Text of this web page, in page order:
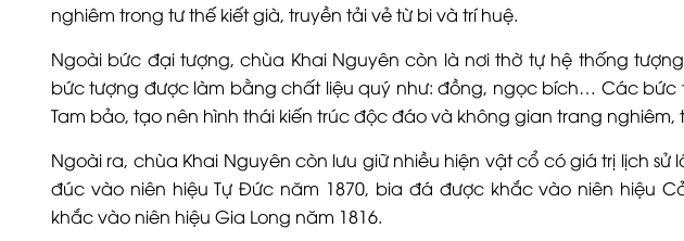
nghiêm trong tư thế kiết già, truyền tải vẻ từ bi và trí huệ.
Ngoài bức đại tượng, chùa Khai Nguyên còn là nơi thờ tự hệ thống
bức tượng được làm bằng chất liệu quý như: đồng, ngọc bích… Các bức
Tam bảo, tạo nên hình thái kiến trúc độc đáo và không gian trang nghiêm,
Ngoài ra, chùa Khai Nguyên còn lưu giữ nhiều hiện vật cổ có giá trị lịch
đúc vào niên hiệu Tự Đức năm 1870, bia đá được khắc vào niên hiệu
khắc vào niên hiệu Gia Long năm 1816.